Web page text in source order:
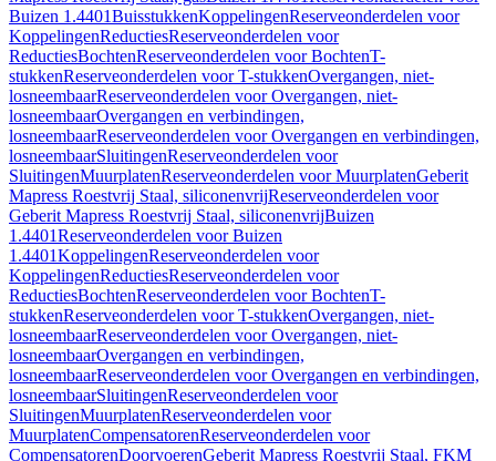
Buizen 1.4401BuisstukkenKoppelingenReserveonderdelen voor
KoppelingenReductiesReserveonderdelen voor
ReductiesBochtenReserveonderdelen voor BochtenT-
stukkenReserveonderdelen voor T-stukkenOvergangen, niet-
losneembaarReserveonderdelen voor Overgangen, niet-
losneembaarOvergangen en verbindingen,
losneembaarReserveonderdelen voor Overgangen en verbindingen,
losneembaarSluitingenReserveonderdelen voor
SluitingenMuurplatenReserveonderdelen voor MuurplatenGeberit
Mapress Roestvrij Staal, siliconenvrijReserveonderdelen voor
Geberit Mapress Roestvrij Staal, siliconenvrijBuizen
1.4401Reserveonderdelen voor Buizen
1.4401KoppelingenReserveonderdelen voor
KoppelingenReductiesReserveonderdelen voor
ReductiesBochtenReserveonderdelen voor BochtenT-
stukkenReserveonderdelen voor T-stukkenOvergangen, niet-
losneembaarReserveonderdelen voor Overgangen, niet-
losneembaarOvergangen en verbindingen,
losneembaarReserveonderdelen voor Overgangen en verbindingen,
losneembaarSluitingenReserveonderdelen voor
SluitingenMuurplatenReserveonderdelen voor
MuurplatenCompensatorenReserveonderdelen voor
CompensatorenDoorvoerenGeberit Mapress Roestvrij Staal, FKM